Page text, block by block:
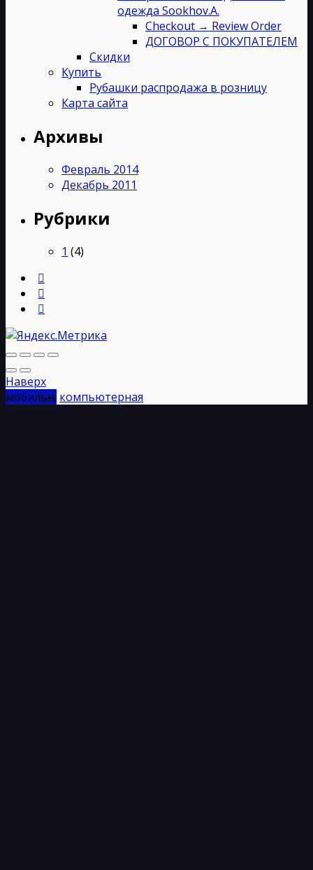
одежда Sookhov.A.
Checkout → Review Order
ДОГОВОР С ПОКУПАТЕЛЕМ
Скидки
Купить
Рубашки распродажа в розницу
Карта сайта
Архивы
Февраль 2014
Декабрь 2011
Рубрики
1 (4)
Наверх
мобильн. компьютерная